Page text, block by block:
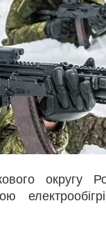
округу